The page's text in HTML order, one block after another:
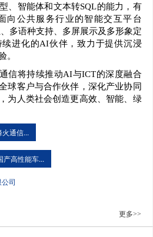
、智能体和文本转SQL的能力，有
向公共服务行业的智能交互平台
多语种支持、多屏展示及多形象定
进化的AI伙伴，致力于提供沉浸
。
信将持续推动AI与ICT的深度融合
球客户与合作伙伴，深化产业协同
为人类社会创造更高效、智能、绿
通信...
产高性能车...
司
更多>>